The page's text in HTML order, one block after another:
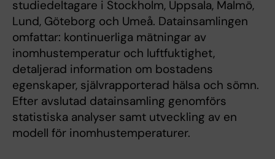
studiedeltagare i Stockholm, Uppsala, Malmö,
Lund, Göteborg och Umeå. Datainsamlingen
omfattar: kontinuerliga mätningar av
inomhustemperatur och luftfuktighet,
detaljerad information om bostadens
egenskaper, självrapporterad hälsa och sömn.
Efter avslutad datainsamling genomförs
statistiska analyser samt utveckling av en
modell för inomhustemperaturer.